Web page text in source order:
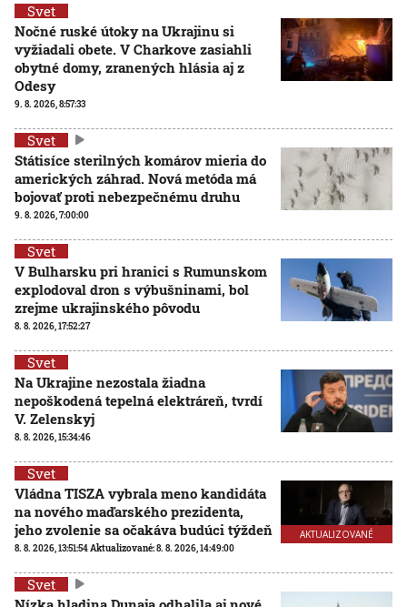
Svet
Nočné ruské útoky na Ukrajinu si
vyžiadali obete. V Charkove zasiahli
obytné domy, zranených hlásia aj z
Odesy
9. 8. 2026, 8:57:33
Svet
Státisíce sterilných komárov mieria do
amerických záhrad. Nová metóda má
bojovať proti nebezpečnému druhu
9. 8. 2026, 7:00:00
Svet
V Bulharsku pri hranici s Rumunskom
explodoval dron s výbušninami, bol
zrejme ukrajinského pôvodu
8. 8. 2026, 17:52:27
Svet
Na Ukrajine nezostala žiadna
nepoškodená tepelná elektráreň, tvrdí
V. Zelenskyj
8. 8. 2026, 15:34:46
AKTUALIZOVANÉ
Svet
Vládna TISZA vybrala meno kandidáta
na nového maďarského prezidenta,
jeho zvolenie sa očakáva budúci týždeň
8. 8. 2026, 13:51:54Aktualizované:8. 8. 2026, 14:49:00
Svet